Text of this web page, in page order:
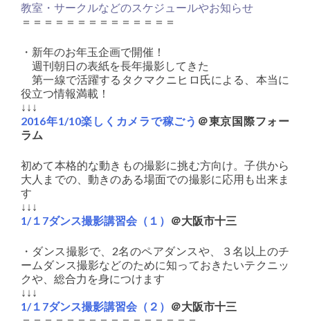
教室・サークルなどのスケジュールやお知らせ
＝＝＝＝＝＝＝＝＝＝＝＝＝＝
・新年のお年玉企画で開催！
週刊朝日の表紙を長年撮影してきた
第一線で活躍するタクマクニヒロ氏による、本当に
役立つ情報満載！
↓↓↓
2016年1/10楽しくカメラで稼ごう ＠東京国際フォー
ラム
初めて本格的な動きもの撮影に挑む方向け。子供から
大人までの、動きのある場面での撮影に応用も出来ま
す
↓↓↓
1/１7ダンス撮影講習会（１） ＠大阪市十三
・ダンス撮影で、2名のペアダンスや、３名以上のチ
ームダンス撮影などのために知っておきたいテクニッ
クや、総合力を身につけます
↓↓↓
1/１7ダンス撮影講習会（２） ＠大阪市十三